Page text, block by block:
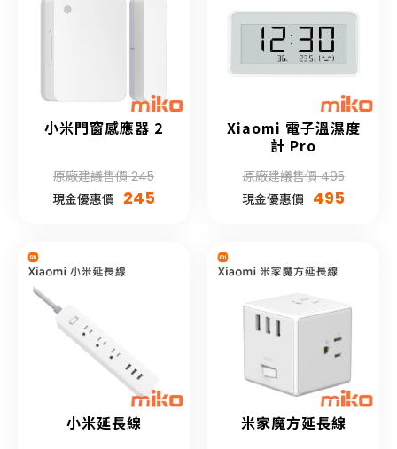
小米門窗感應器 2
原廠建議售價 245
現金優惠價 245
Xiaomi 電子溫濕度
計 Pro
原廠建議售價 495
現金優惠價 495
小米延長線 米家魔方延長線